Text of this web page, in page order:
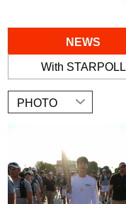
NEWS
With STARPOLL
PHOTO